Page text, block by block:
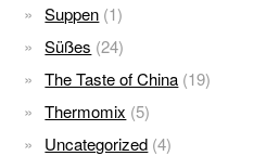
Suppen (1)
Süßes (24)
The Taste of China (19)
Thermomix (5)
Uncategorized (4)